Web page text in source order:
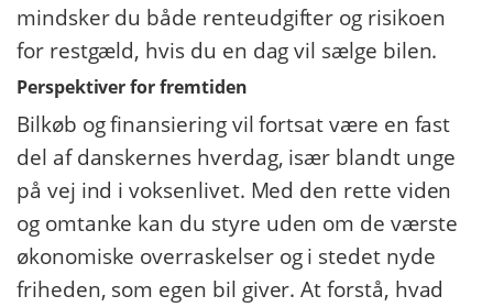
mindsker du både renteudgifter og risikoen
for restgæld, hvis du en dag vil sælge bilen.
Perspektiver for fremtiden
Bilkøb og finansiering vil fortsat være en fast
del af danskernes hverdag, især blandt unge
på vej ind i voksenlivet. Med den rette viden
og omtanke kan du styre uden om de værste
økonomiske overraskelser og i stedet nyde
friheden, som egen bil giver. At forstå, hvad